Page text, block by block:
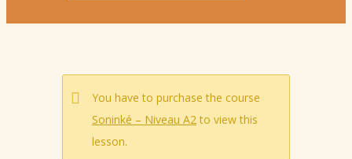
You have to purchase the course
Soninké – Niveau A2to view this
lesson.